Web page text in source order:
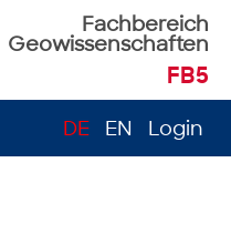
Fachbereich
Geowissenschaften
FB5
DE EN Login